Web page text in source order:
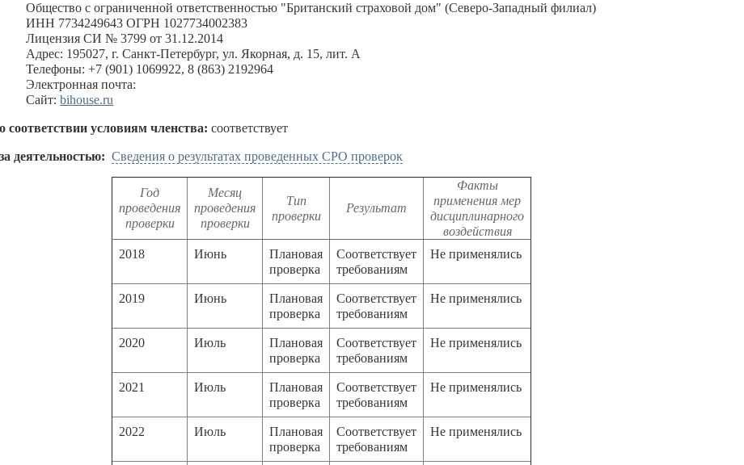
Общество с ограниченной ответственностью "Британский страховой дом" (Северо-Западный филиал)
ИНН 7734249643 ОГРН 1027734002383
Лицензия СИ № 3799 от 31.12.2014
Адрес: 195027, г. Санкт-Петербург, ул. Якорная, д. 15, лит. А
Телефоны: +7 (901) 1069922, 8 (863) 2192964
Электронная почта:
Сайт:bihouse.ru
соответствии условиям членства: соответствует
деятельностью: Сведения о результатах проведенных СРО проверок
Год
проведения
проверки
Месяц
проведения
проверки
Тип
проверки
Результат
Факты
применения мер
дисциплинарного
воздействия
2018
Июнь
Плановая
проверка
Соответствует
требованиям
Не применялись
2019 Июнь
Плановая
проверка
Соответствует
требованиям
Не применялись
2020 Июль
Плановая
проверка
Соответствует
требованиям
Не применялись
2021 Июль
Плановая
проверка
Соответствует
требованиям
Не применялись
2022 Июль
Плановая
проверка
Соответствует
требованиям
Не применялись